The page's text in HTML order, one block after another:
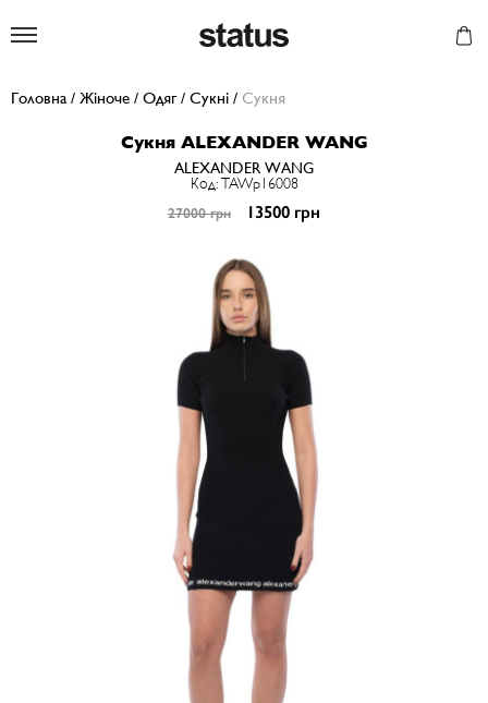
Головна / Жіноче / Одяг/ Сукні / Сукня
Сукня ALEXANDER WANG
ALEXANDER WANG
Код: TAWp16008
27000 грн 13500 грн